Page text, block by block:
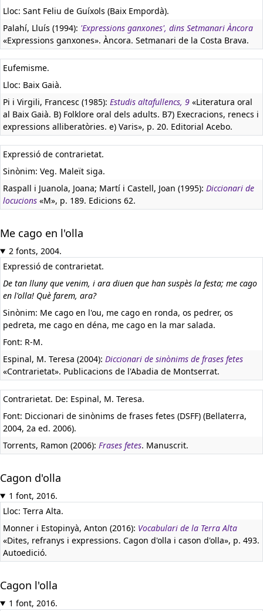
Lloc: Sant Feliu de Guíxols (Baix Empordà).
Palahí, Lluís (1994): 'Expressions ganxones', dins Setmanari Àncora
«Expressions ganxones». Àncora. Setmanari de la Costa Brava.
Eufemisme.
Lloc: Baix Gaià.
Pi i Virgili, Francesc (1985): Estudis altafullencs, 9 «Literatura oral
al Baix Gaià. B) Folklore oral dels adults. B7) Execracions, renecs i
expressions alliberatòries. e) Varis», p. 20. Editorial Acebo.
Expressió de contrarietat.
Sinònim: Veg. Maleït siga.
Raspall i Juanola, Joana; Martí i Castell, Joan (1995): Diccionari de
locucions «M», p. 189. Edicions 62.
Me cago en l'olla
2 fonts, 2004.
Expressió de contrarietat.
De tan lluny que venim, i ara diuen que han suspès la festa; me cago
en l'olla! Què farem, ara?
Sinònim: Me cago en l'ou, me cago en ronda, os pedrer, os
pedreta, me cago en déna, me cago en la mar salada.
Font: R-M.
Espinal, M. Teresa (2004): Diccionari de sinònims de frases fetes
«Contrarietat». Publicacions de l'Abadia de Montserrat.
Contrarietat. De: Espinal, M. Teresa.
Font: Diccionari de sinònims de frases fetes (DSFF) (Bellaterra,
2004, 2a ed. 2006).
Torrents, Ramon (2006): Frases fetes. Manuscrit.
Cagon d'olla
1 font, 2016.
Lloc: Terra Alta.
Monner i Estopinyà, Anton (2016): Vocabulari de la Terra Alta
«Dites, refranys i expressions. Cagon d'olla i cason d'olla», p. 493.
Autoedició.
Cagon l'olla
1 font, 2016.